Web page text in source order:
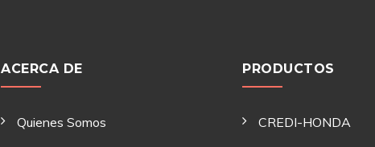
ACERCA DE
Quienes Somos
PRODUCTOS
CREDI-HONDA